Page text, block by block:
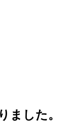
ました。